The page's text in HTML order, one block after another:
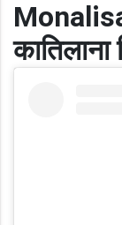
कातिलाना